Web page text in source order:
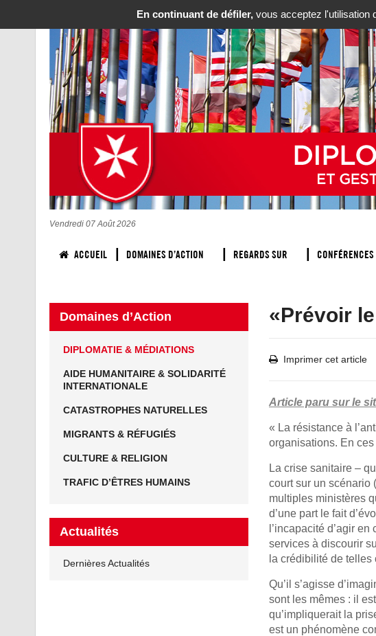
Vendredi 07 Août 2026
ACCUEIL DOMAINES D’ACTION REGARDS SUR
Domaines d’Action
DIPLOMATIE & MÉDIATIONS
AIDE HUMANITAIRE & SOLIDARITÉ
INTERNATIONALE
CATASTROPHES NATURELLES
MIGRANTS & RÉFUGIÉS
CULTURE & RELIGION
TRAFIC D’ÊTRES HUMAINS
Actualités
Dernières Actualités
«Prévoir
Imprimer cet article
Article paru sur le
« La résistance à
organisations. En
La crise sanitaire –
court sur un scénario
multiples ministères
d’une part le fait
l’incapacité d’agir
services à discourir
la crédibilité de telles
Qu’il s’agisse
sont les mêmes : il
qu’impliquerait la
est un phénomène
En continuant de défiler, vous acceptez l'utilisation